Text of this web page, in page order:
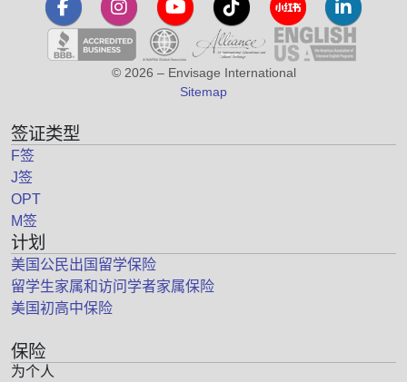
© 2026 – Envisage International
Sitemap
签证类型
F签
J签
OPT
M签
计划
美国公民出国留学保险
留学生家属和访问学者家属保险
美国初高中保险
保险
为个人